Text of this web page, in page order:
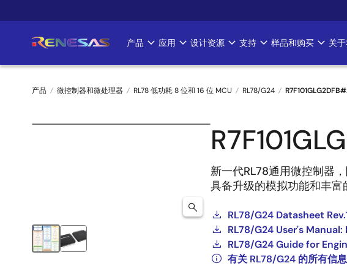
转
要
Main
navigation
产品 应用 设计资源 支持 样品和购买 关
面
产品 微控制器和微处理器 RL78 低功耗 8 位和 16 位 MCU RL78/G24
新一代RL78通用微控制器
具备升级的模拟功能和丰富
RL78/G24 Datasheet
RL78/G24 User's Manual:
RL78/G24 Guide for
有关 RL78/G24 的所有信息